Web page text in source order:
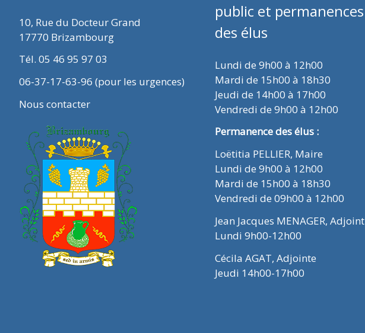
10, Rue du Docteur Grand
17770 Brizambourg
Tél. 05 46 95 97 03
06-37-17-63-96 (pour les urgences)
Nous contacter
public et permanences
des élus
Lundi de 9h00 à 12h00
Mardi de 15h00 à 18h30
Jeudi de 14h00 à 17h00
Vendredi de 9h00 à 12h00
Permanence des élus :
Loëtitia PELLIER, Maire
Lundi de 9h00 à 12h00
Mardi de 15h00 à 18h30
Vendredi de 09h00 à 12h00
Jean Jacques MENAGER, Adjoint
Lundi 9h00-12h00
Cécila AGAT, Adjointe
Jeudi 14h00-17h00